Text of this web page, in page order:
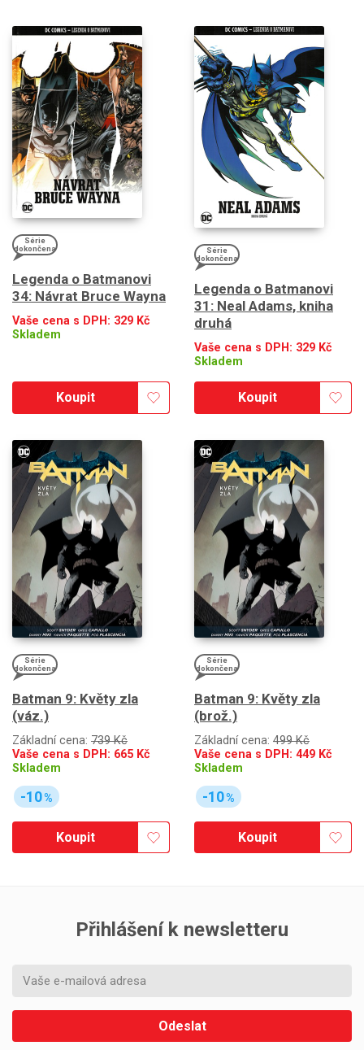
Série
dokončena
Legenda o Batmanovi
34: Návrat Bruce Wayna
Vaše cena s DPH: 329 Kč
Skladem
Koupit
Série
dokončena
Legenda o Batmanovi
31: Neal Adams, kniha
druhá
Vaše cena s DPH: 329 Kč
Skladem
Koupit
Série
dokončena
Batman 9: Květy zla
(váz.)
Základní cena: 739 Kč
Vaše cena s DPH: 665 Kč
Skladem
-10%
Koupit
Série
dokončena
Batman 9: Květy zla
(brož.)
Základní cena: 499 Kč
Vaše cena s DPH: 449 Kč
Skladem
-10%
Koupit
Přihlášení k newsletteru
Odeslat